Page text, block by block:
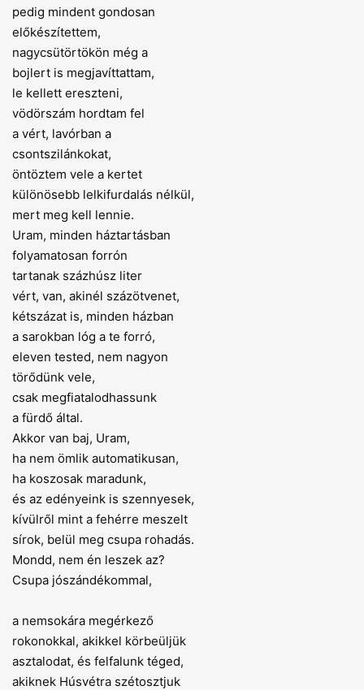
pedig mindent gondosan
előkészítettem,
nagycsütörtökön még a
bojlert is megjavíttattam,
le kellett ereszteni,
vödörszám hordtam fel
a vért, lavórban a
csontszilánkokat,
öntöztem vele a kertet
különösebb lelkifurdalás nélkül,
mert meg kell lennie.
Uram, minden háztartásban
folyamatosan forrón
tartanak százhúsz liter
vért, van, akinél százötvenet,
kétszázat is, minden házban
a sarokban lóg a te forró,
eleven tested, nem nagyon
törődünk vele,
csak megfiatalodhassunk
a fürdő által.
Akkor van baj, Uram,
ha nem ömlik automatikusan,
ha koszosak maradunk,
és az edényeink is szennyesek,
kívülről mint a fehérre meszelt
sírok, belül meg csupa rohadás.
Mondd, nem én leszek az?
Csupa jószándékommal,
a nemsokára megérkező
rokonokkal, akikkel körbeüljük
asztalodat, és felfalunk téged,
akiknek Húsvétra szétosztjuk